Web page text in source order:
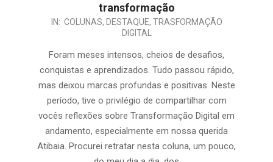
transformação
IN: COLUNAS, DESTAQUE, TRASFORMAÇÃO
DIGITAL
Foram meses intensos, cheios de desafios,
conquistas e aprendizados. Tudo passou rápido,
mas deixou marcas profundas e positivas. Neste
período, tive o privilégio de compartilhar com
vocês reflexões sobre Transformação Digital em
andamento, especialmente em nossa querida
Atibaia. Procurei retratar nesta coluna, um pouco,